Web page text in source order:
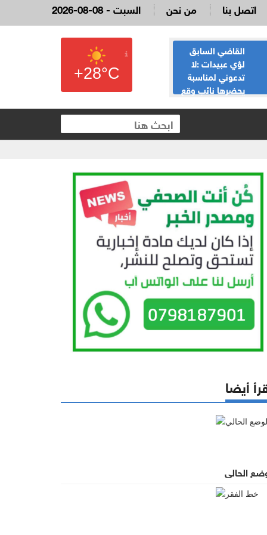
2026-08-08 - السبت من نحن اتصل بنا
القاضي السابق
لؤي عبيدات :لا
تدعوني لمناسبة
يحضرها نائب وقع
الحياصات ينفي
صحة انباء صدور
نتائج الثانوية العامة
غدا الخميس
+28°C
أيضا
الحالي